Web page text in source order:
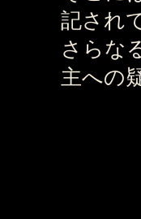
記され
さらな
主への